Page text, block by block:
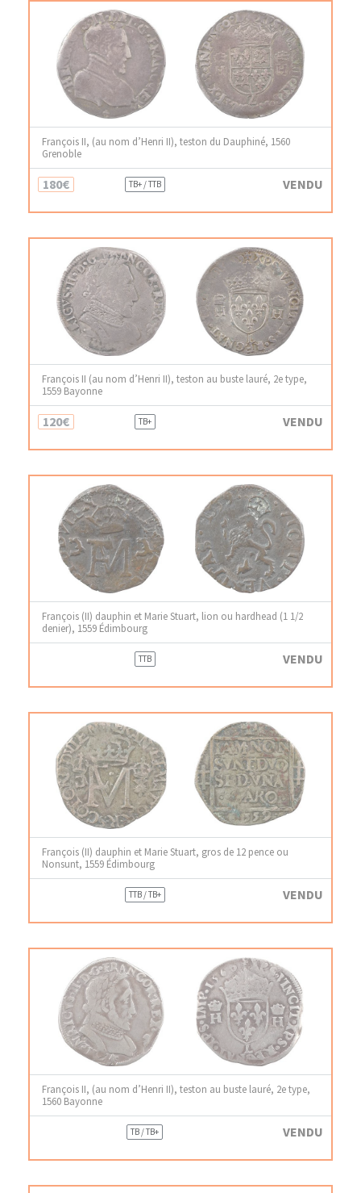
François II, (au nom d’Henri II), teston du Dauphiné, 1560
Grenoble
180€ TB+ / TTB VENDU
François II (au nom d’Henri II), teston au buste lauré, 2e type,
1559 Bayonne
120€ TB+ VENDU
François (II) dauphin et Marie Stuart, lion ou hardhead (1 1/2
denier), 1559 Édimbourg
TTB VENDU
François (II) dauphin et Marie Stuart, gros de 12 pence ou
Nonsunt, 1559 Édimbourg
TTB / TB+ VENDU
François II, (au nom d’Henri II), teston au buste lauré, 2e type,
1560 Bayonne
TB / TB+ VENDU